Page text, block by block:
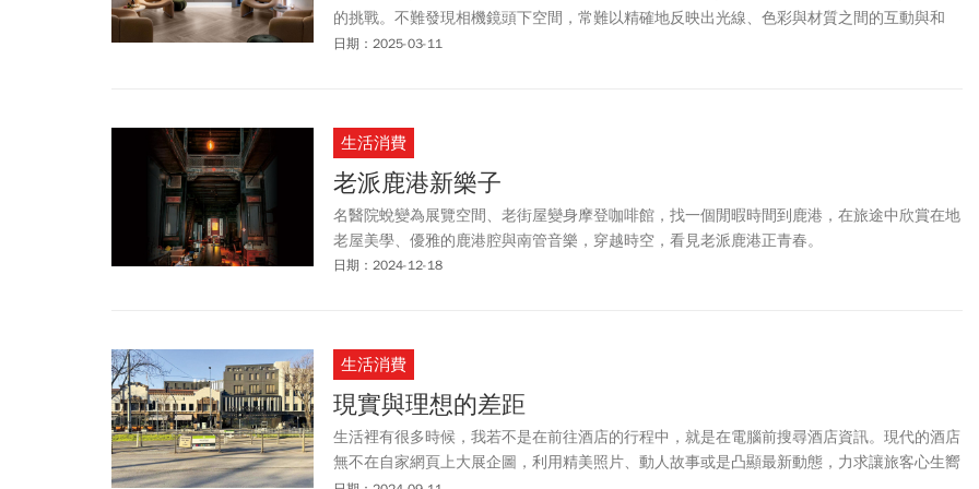
的挑戰。不難發現相機鏡頭下空間，常難以精確地反映出光線、色彩與材質之間的互動與和
諧，導致作品看起來與現實感受有所出入。宸可攝影制作攝影師Roy以自身專業室內設計師的
日期：2025-03-11
生活消費
老派鹿港新樂子
名醫院蛻變為展覽空間、老街屋變身摩登咖啡館，找一個閒暇時間到鹿港，在旅途中欣賞在地
老屋美學、優雅的鹿港腔與南管音樂，穿越時空，看見老派鹿港正青春。
日期：2024-12-18
生活消費
現實與理想的差距
生活裡有很多時候，我若不是在前往酒店的行程中，就是在電腦前搜尋酒店資訊。現代的酒店
無不在自家網頁上大展企圖，利用精美照片、動人故事或是凸顯最新動態，力求讓旅客心生嚮